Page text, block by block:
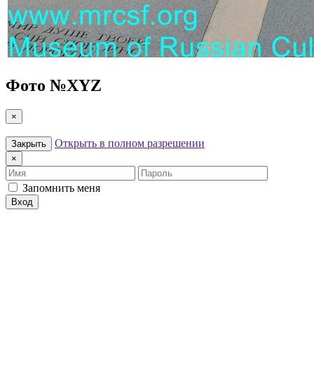
Фото №XYZ
×
Закрыть Открыть в полном разрешении
×
Имя
Пароль
Запомнить меня
Вход